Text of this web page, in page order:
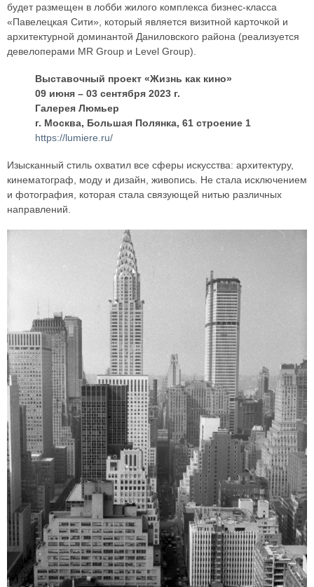
будет размещен в лобби жилого комплекса бизнес-класса
«Павелецкая Сити», который является визитной карточкой и
архитектурной доминантой Даниловского района (реализуется
девелоперами MR Group и Level Group).
Выставочный проект «Жизнь как кино»
09 июня – 03 сентября 2023 г.
Галерея Люмьер
г. Москва, Большая Полянка, 61 строение 1
https://lumiere.ru/
Изысканный стиль охватил все сферы искусства: архитектуру,
кинематограф, моду и дизайн, живопись. Не стала исключением
и фотография, которая стала связующей нитью различных
направлений.